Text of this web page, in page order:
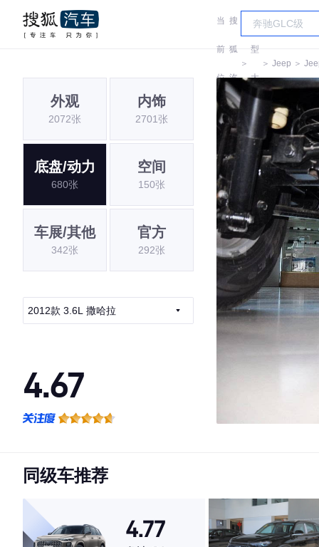
当
前
位
置:
搜
狐
汽
车
＞
车
型
大
全
＞ Jeep ＞
外观
2072张
内饰
2701张
底盘/动力
680张
空间
150张
车展/其他
342张
官方
292张
2012款 3.6L 撒哈拉
4.67
·空间表现一般，低于77%同级车
同级车推荐
4.77